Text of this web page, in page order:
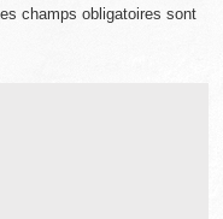
Les champs obligatoires sont